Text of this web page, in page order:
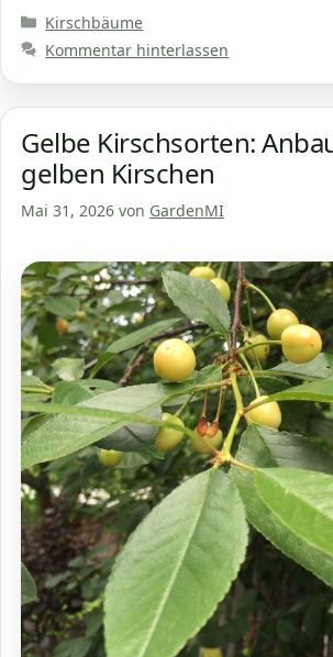
Kategorien
Kirschbäume
Kommentar hinterlassen
Gelbe Kirschsorten:
gelben Kirschen
Mai 31, 2026 von GardenMI